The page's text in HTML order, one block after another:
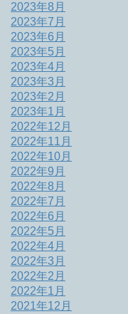
2023年8月
2023年7月
2023年6月
2023年5月
2023年4月
2023年3月
2023年2月
2023年1月
2022年12月
2022年11月
2022年10月
2022年9月
2022年8月
2022年7月
2022年6月
2022年5月
2022年4月
2022年3月
2022年2月
2022年1月
2021年12月